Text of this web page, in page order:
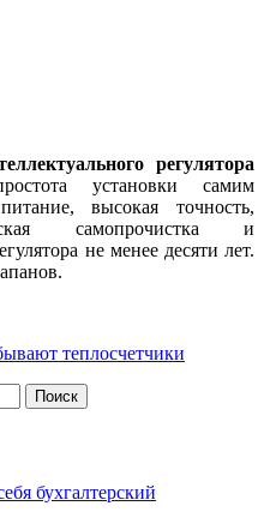
регулятора
установки самим
высокая точность,
самопрочистка и
не менее десяти лет.
теплосчетчики
бухгалтерский